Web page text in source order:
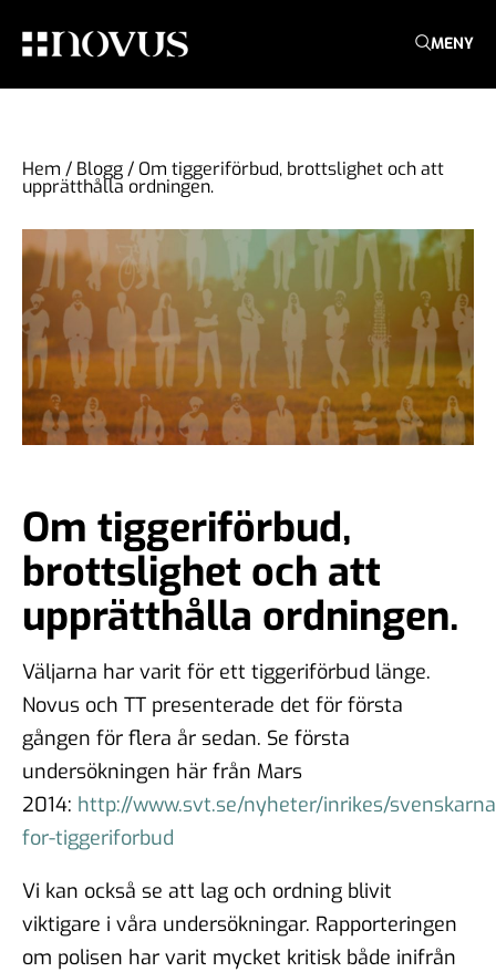
MENY
Hem / Blogg/ Om tiggeriförbud, brottslighet och att
upprätthålla ordningen.
Om tiggeriförbud,
brottslighet och att
upprätthålla ordningen.
Väljarna har varit för ett tiggeriförbud länge.
Novus och TT presenterade det för första
gången för flera år sedan. Se första
undersökningen här från Mars
2014: http://www.svt.se/nyheter/inrikes/
for-tiggeriforbud
Vi kan också se att lag och ordning blivit
viktigare i våra undersökningar. Rapporteringen
om polisen har varit mycket kritisk både inifrån